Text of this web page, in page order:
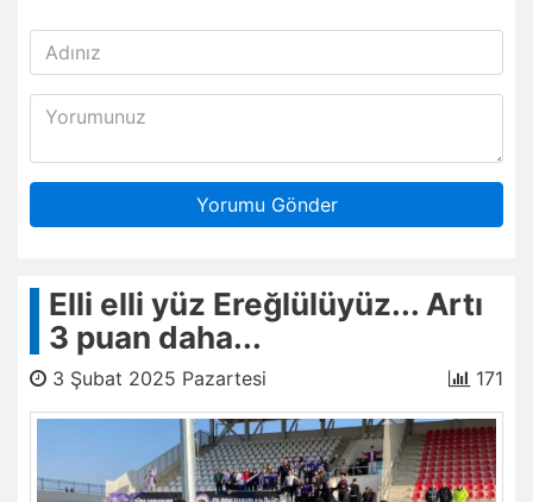
Yorumu Gönder
Elli elli yüz Ereğlülüyüz... Artı
3 puan daha...
3 Şubat 2025 Pazartesi 171